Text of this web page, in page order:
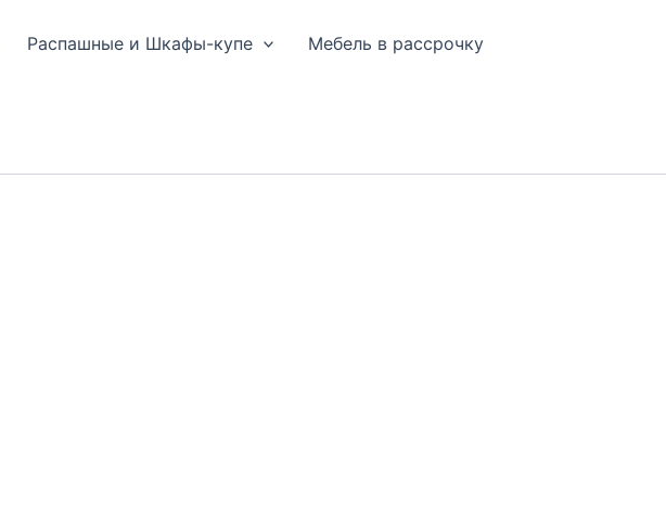
Распашные и Шкафы-купе Мебель в рассрочку